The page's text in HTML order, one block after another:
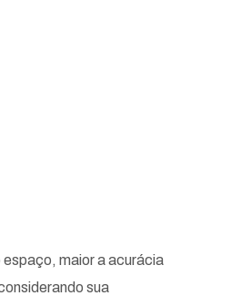
maior a acurácia
sua